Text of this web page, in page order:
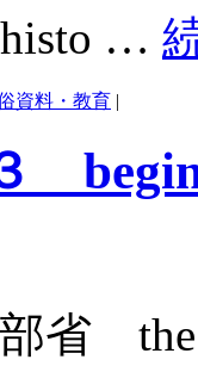
…
資料・教育 |
省 the